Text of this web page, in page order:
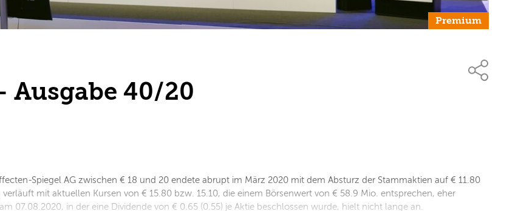
Premium
Ausgabe 40/20
Spiegel AG zwischen € 18 und 20 endete abrupt im März 2020 mit dem Absturz der Stammaktien auf € 11.80
mit aktuellen Kursen von € 15.80 bzw. 15.10, die einem Börsenwert von € 58.9 Mio. entsprechen, eher
07.08.2020, in der eine Dividende von € 0.65 (0.55) je Aktie beschlossen wurde, hielt nicht lange an.